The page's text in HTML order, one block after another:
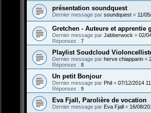
présentation soundquest
Dernier message par soundquest « 11/
Gretchen - Auteure et apprentie
Dernier message par Jabberwock « 02/
Réponses : 7
Playlist Soudcloud
Dernier message par herve chiapparin «
Réponses : 8
Un petit Bonjour
Dernier message par Phil « 07/12/2014
Réponses : 9
Eva Fjall, Parolière de vocation
Dernier message par Eva Fjall « 16/08/